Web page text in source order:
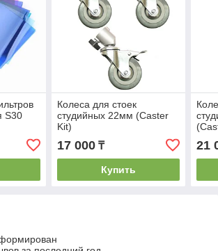
S30
Колеса для стоек
студийных 22мм (Caster
Kit)
17 000₸
Купить
21